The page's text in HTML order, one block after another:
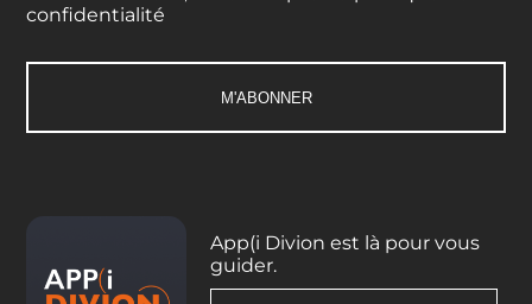
confidentialité
App(i Divion est là pour vous
guider.